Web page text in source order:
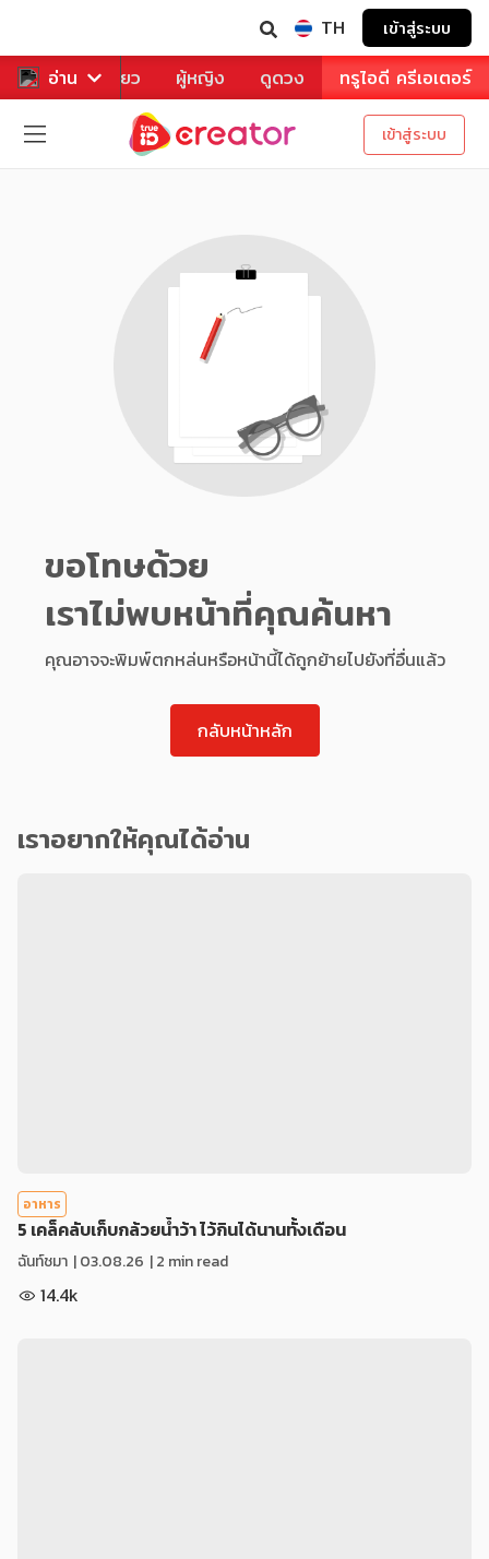
TH เข้าสู่ระบบ
อ่าน
หาร ท่องเที่ยว ผู้หญิง ดูดวง ทรูไอดี ครีเอเตอร์
เข้าสู่ระบบ
ขอโทษด้วย
เราไม่พบหน้าที่คุณค้นหา
คุณอาจจะพิมพ์ตกหล่นหรือหน้านี้ได้ถูกย้ายไปยังที่อื่นแล้ว
กลับหน้าหลัก
เราอยากให้คุณได้อ่าน
อาหาร
5 เคล็คลับเก็บกล้วยน้ำว้า ไว้กินได้นานทั้งเดือน
ฉันท์ชมา |03.08.26 | 2 min read
14.4k